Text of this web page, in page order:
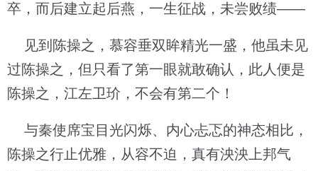
卒，而后建立起后燕，一生征战，未尝败绩——
见到陈操之，慕容垂双眸精光一盛，他虽未见
过陈操之，但只看了第一眼就敢确认，此人便是
陈操之，江左卫玠，不会有第二个！
与秦使席宝目光闪烁、内心忐忑的神态相比，
陈操之行止优雅，从容不迫，真有泱泱上邦气